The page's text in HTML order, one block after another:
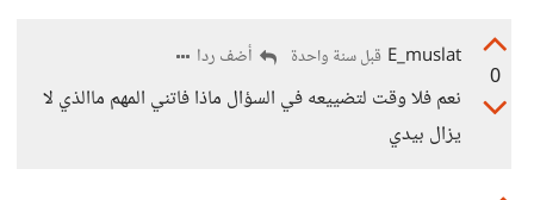
0
E_muslat قبل سنة واحدة أضف ردا
نعم فلا وقت لتضييعه في السؤال ماذا فاتني المهم ماالذي لا
يزال بيدي